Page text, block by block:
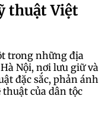
thuật Việt
trong những địa
Nội, nơi lưu giữ và
đặc sắc, phản ánh
của dân tộc